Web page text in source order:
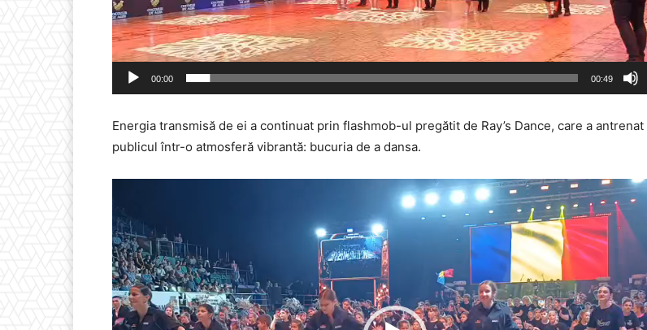
00:00 00:49
Energia transmisă de ei a continuat prin flashmob-ul pregătit de Ray’s Dance, care a antrenat
publicul într-o atmosferă vibrantă: bucuria de a dansa.